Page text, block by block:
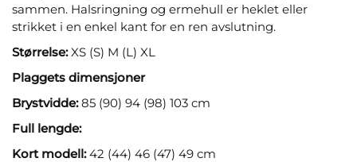
sammen. Halsringning og ermehull er heklet eller
strikket i en enkel kant for en ren avslutning.
Størrelse:XS (S) M (L) XL
Plaggets dimensjoner
Brystvidde:85 (90) 94 (98) 103 cm
Full lengde:
Kort modell:42 (44) 46 (47) 49 cm